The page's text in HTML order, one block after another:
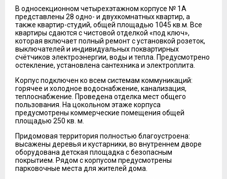
В односекционном четырехэтажном корпусе № 1А
представлены 28 одно- и двухкомнатных квартир, а
также квартир-студий, общей площадью 1045 кв.м. Все
квартиры сдаются с чистовой отделкой «под ключ»,
которая включает полный ремонт с установкой розеток,
выключателей и индивидуальных поквартирных
счётчиков электроэнергии, воды и тепла. Предусмотрено
остекление, установлена сантехника и электроплита.
Корпус подключен ко всем системам коммуникаций:
горячее и холодное водоснабжение, канализация,
теплоснабжение. Проведена отделка мест общего
пользования. На цокольном этаже корпуса
предусмотрены коммерческие помещения общей
площадью 250 кв. м.
Придомовая территория полностью благоустроена:
высажены деревья и кустарники, во внутреннем дворе
оборудована детская площадка с безопасным
покрытием. Рядом с корпусом предусмотрены
парковочные места для жителей дома.